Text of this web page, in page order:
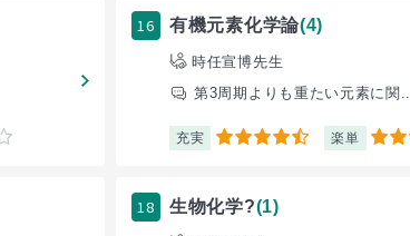
16 有機元素化学論(4)
時任宣博先生
第3周期よりも重たい元素に関...
充実 4.5 楽単 4.5
18 生物化学?(1)